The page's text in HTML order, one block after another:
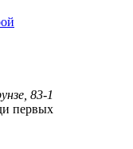
83-1
первых